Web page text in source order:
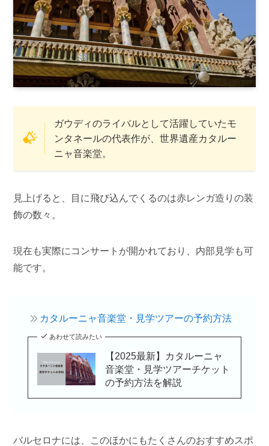
ガウディのライバルとして活躍していたモ
ンタネールの代表作が、世界遺産カタルー
ニャ音楽堂。
見上げると、目に飛び込んでくるのは赤レンガ造りの装
飾の数々。
現在も実際にコンサートが開かれており、内部見学も可
能です。
カタルーニャ音楽堂・見学ツアーの予約方法
あわせて読みたい
【2025最新】カタルーニャ
音楽堂・見学ツアーチケット
の予約方法を解説
バルセロナには、このほかにもたくさんのおすすめスポ